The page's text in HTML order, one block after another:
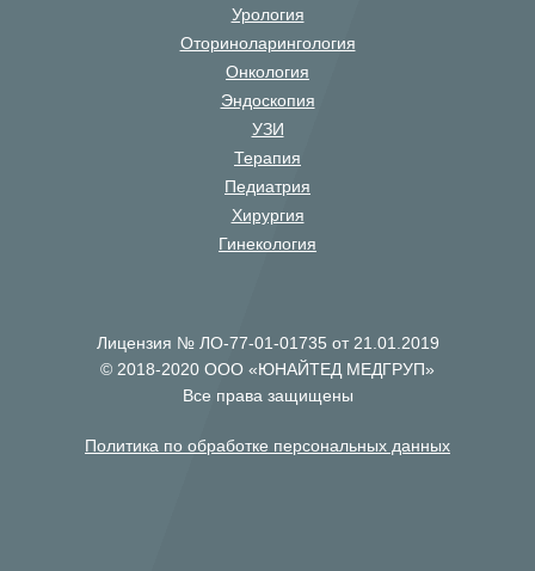
Урология
Оториноларингология
Онкология
Эндоскопия
УЗИ
Терапия
Педиатрия
Хирургия
Гинекология
Лицензия № ЛО-77-01-01735 от 21.01.2019
© 2018-2020 ООО «ЮНАЙТЕД МЕДГРУП»
Все права защищены
Политика по обработке персональных данных